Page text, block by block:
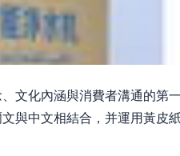
文化內涵與消費者溝通的第
與中文相結合，并運用黃皮